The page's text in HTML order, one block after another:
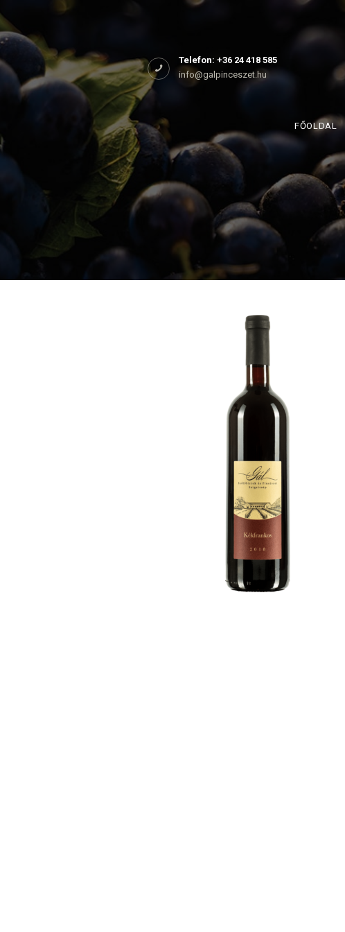
Telefon: +36 24 418 585
info@galpinceszet.hu
FŐOLDAL
Főoldal
Rólunk
Birtokaink
Kapcsolat